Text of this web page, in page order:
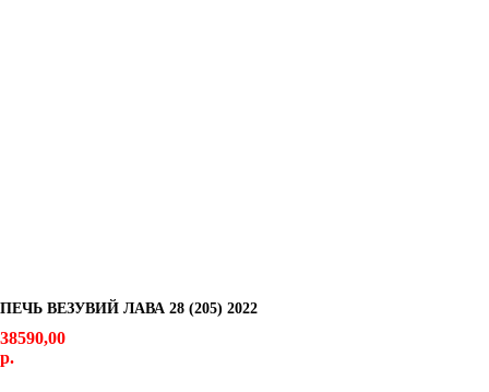
ПЕЧЬ ВЕЗУВИЙ ЛАВА 28 (205) 2022
38590,00
р.